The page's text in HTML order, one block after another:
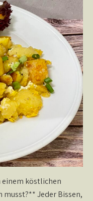
einem köstlichen
musst?** Jeder Bissen,